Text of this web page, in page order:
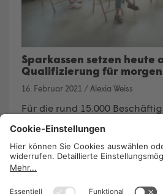
Sparkassen setzen heute
Qualifizierung für morgen
16. Februar 2021 / Alexia Weiss
Für die rund 15.000
und der Sparkassen in
neuer Bildungs-
wichtiges Ziel des KV ist, die
Beschäftigungsmöglichkeit